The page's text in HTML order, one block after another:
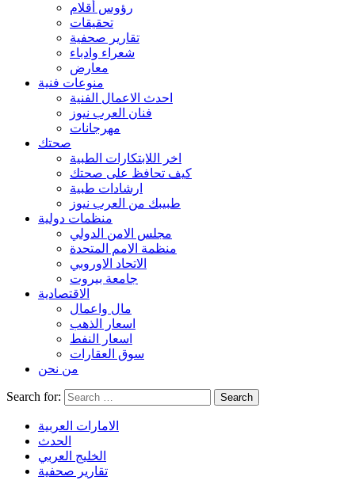
رؤوس أقلام
تحقيقات
تقارير صحفية
شعراء وادباء
معارض
منوعات فنية
احدث الاعمال الفنية
فنان العرب نيوز
مهرجانات
صحتك
اخر اللابتكارات الطبية
كيف تحافظ على صحتك
ارشادات طبية
طبيبك من العرب نيوز
منظمات دولية
مجلس الامن الدولي
منظمة الامم المتحدة
الاتحاد الاوروبي
جامعة بيروت
الاقتصادية
مال واعمال
اسعار الذهب
اسعار النفط
سوق العقارات
من نحن
Search for:
الامارات العربية
الحدث
الخليج العربي
تقارير صحفية